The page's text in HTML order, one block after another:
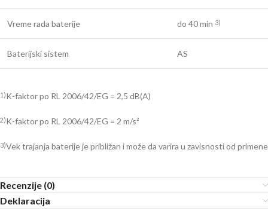
Vreme rada baterije do 40 min 3)
Baterijski sistem AS
1)K-faktor po RL 2006/42/EG = 2,5 dB(A)
2)K-faktor po RL 2006/42/EG = 2 m/s²
3)Vek trajanja baterije je približan i može da varira u zavisnosti od primene
Recenzije (0)
Deklaracija